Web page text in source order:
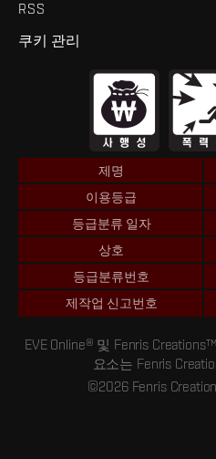
RSS
쿠키 관리
제명
이용등급
등급분류 일자
상호
등급분류번호
제작업 신고번호
EVE Online® 및 Fenris
요소는 Fenris
©2026 Fenris